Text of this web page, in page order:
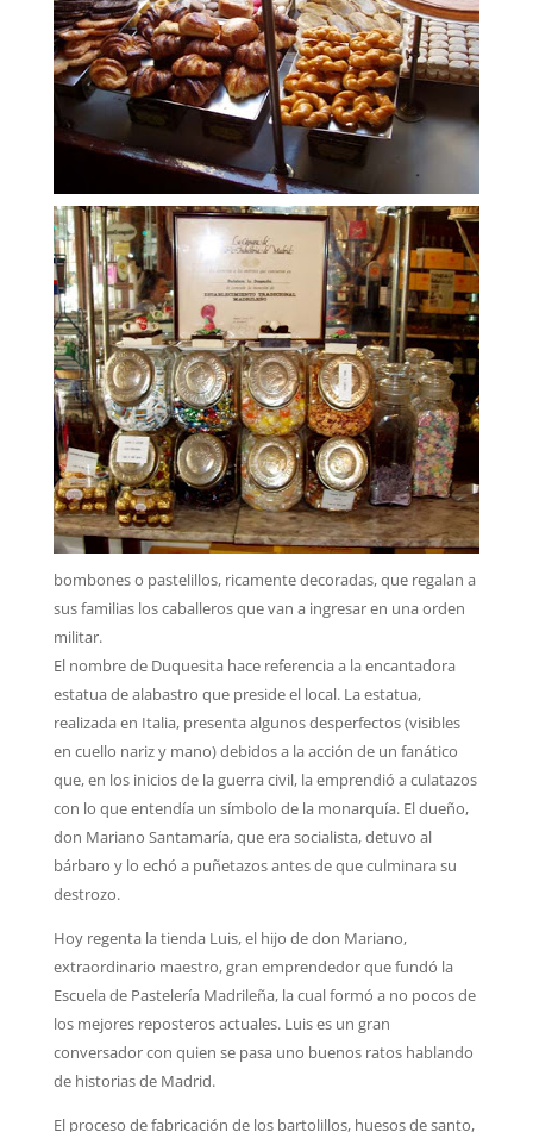
bombones o pastelillos, ricamente decoradas, que regalan a
sus familias los caballeros que van a ingresar en una orden
militar.
El nombre de Duquesita hace referencia a la encantadora
estatua de alabastro que preside el local. La estatua,
realizada en Italia, presenta algunos desperfectos (visibles
en cuello nariz y mano) debidos a la acción de un fanático
que, en los inicios de la guerra civil, la emprendió a culatazos
con lo que entendía un símbolo de la monarquía. El dueño,
don Mariano Santamaría, que era socialista, detuvo al
bárbaro y lo echó a puñetazos antes de que culminara su
destrozo.
Hoy regenta la tienda Luis, el hijo de don Mariano,
extraordinario maestro, gran emprendedor que fundó la
Escuela de Pastelería Madrileña, la cual formó a no pocos de
los mejores reposteros actuales. Luis es un gran
conversador con quien se pasa uno buenos ratos hablando
de historias de Madrid.
El proceso de fabricación de los bartolillos, huesos de santo,